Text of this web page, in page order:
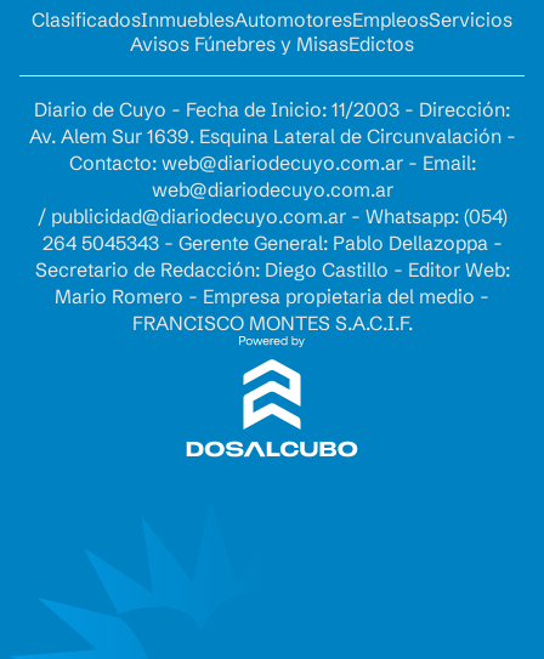
ClasificadosInmueblesAutomotoresEmpleosServicios
Avisos Fúnebres y MisasEdictos
Diario de Cuyo - Fecha de Inicio: 11/2003 - Dirección:
Av. Alem Sur 1639. Esquina Lateral de Circunvalación -
Contacto: web@diariodecuyo.com.ar- Email:
web@diariodecuyo.com.ar
/ publicidad@diariodecuyo.com.ar- Whatsapp: (054)
264 5045343 - Gerente General: Pablo Dellazoppa -
Secretario de Redacción: Diego Castillo - Editor Web:
Mario Romero - Empresa propietaria del medio -
FRANCISCO MONTES S.A.C.I.F.